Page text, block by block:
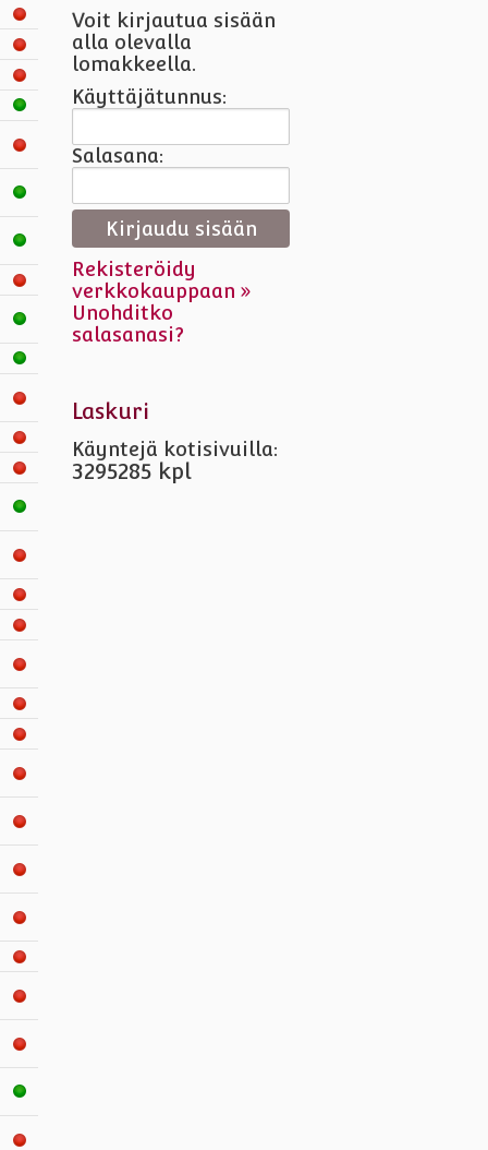
Voit kirjautua sisään
alla olevalla
lomakkeella.
Käyttäjätunnus:
Salasana:
Rekisteröidy
verkkokauppaan »
Unohditko
salasanasi?
Laskuri
Käyntejä kotisivuilla:
3295285 kpl